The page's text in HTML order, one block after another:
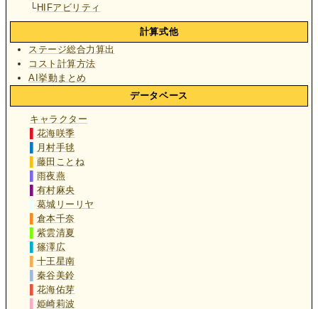
└HIFアビリティ
計算式他
ステージ総合力算出
コスト計算方法
AI挙動まとめ
データベース
キャラクター
花海咲季
月村手毬
藤田ことね
雨夜燕
有村麻央
葛城リーリヤ
倉本千奈
紫雲清夏
篠澤広
十王星南
秦谷美鈴
花海佑芽
姫崎莉波